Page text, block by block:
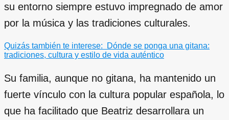
su entorno siempre estuvo impregnado de amor
por la música y las tradiciones culturales.
Quizás también te interese:
Dónde se ponga una gitana:
tradiciones, cultura y estilo de vida auténtico
Su familia, aunque no gitana, ha mantenido un
fuerte vínculo con la cultura popular española, lo
que ha facilitado que Beatriz desarrollara un